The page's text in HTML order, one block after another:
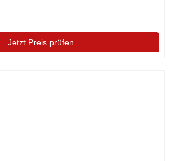
Jetzt Preis prüfen